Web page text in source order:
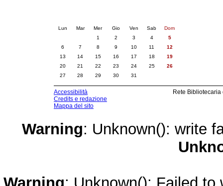
Lun Mar Mer Gio Ven Sab
Dom
1
2 3 4
5
6
7 8 9 10 11
12
13
14 15 16 17 18
19
20
21 22 23 24 25
26
27
28 29 30 31
Accessibilità
Credits e redazione
Mappa del sito
Rete
Warning: Unknown(): write